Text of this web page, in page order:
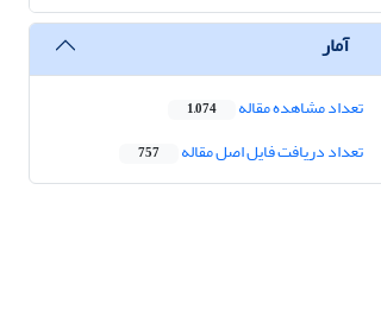
آمار
تعداد مشاهده مقاله 1,074
تعداد دریافت فایل اصل مقاله 757